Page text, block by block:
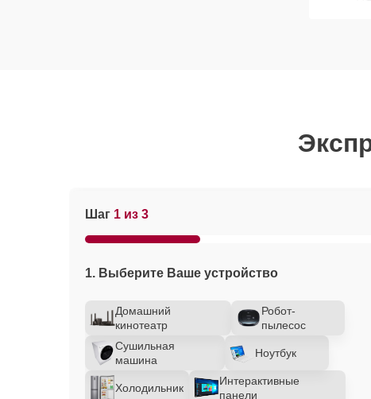
Шаг 1 из 3
1. Выберите Ваше устройство
Домашний
кинотеатр
Робот-
пылесос
Сушильная
машина
Ноутбук
Холодильник
Интерактивные
панели